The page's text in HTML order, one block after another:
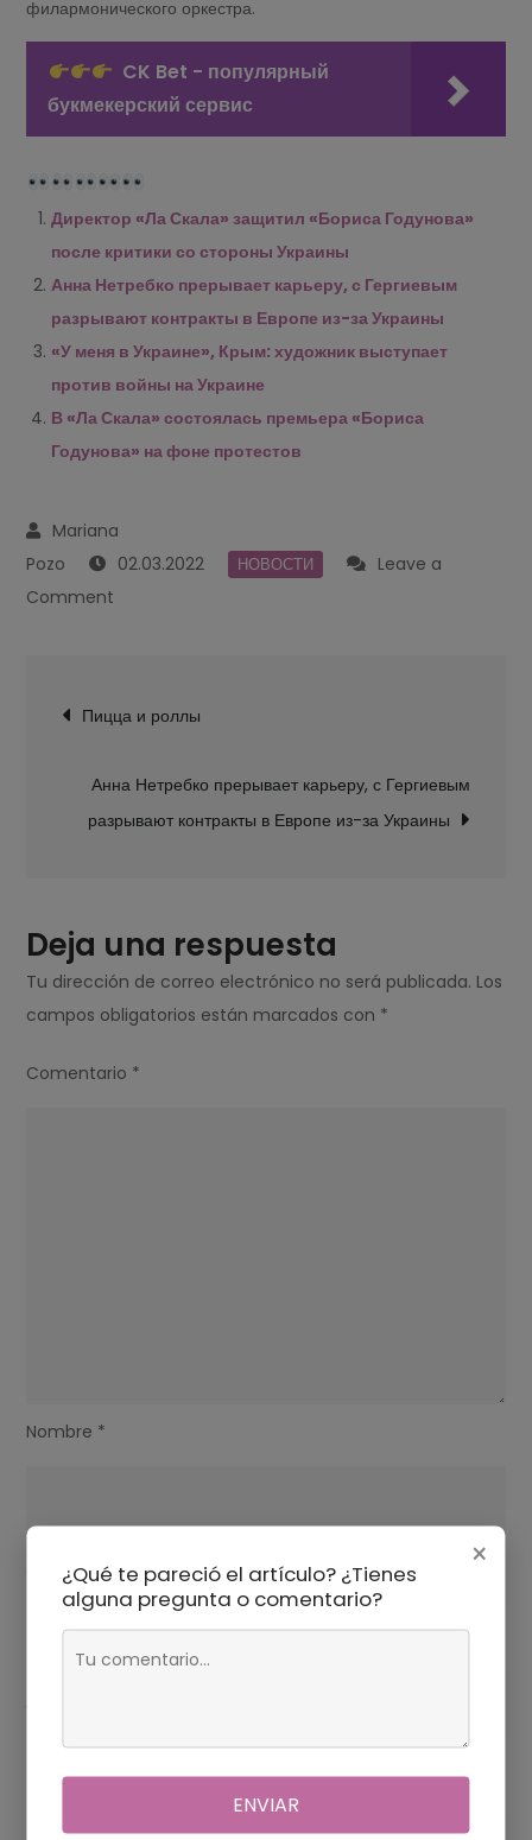
филармонического оркестра.
CK Bet - популярный
букмекерский сервис
Директор «Ла Скала» защитил «Бориса Годунова»
после критики со стороны Украины
Анна Нетребко прерывает карьеру, с Гергиевым
разрывают контракты в Европе из-за Украины
«У меня в Украине», Крым: художник выступает
против войны на Украине
В «Ла Скала» состоялась премьера «Бориса
Годунова» на фоне протестов
02.03.2022 НОВОСТИ
Leave a
Comment
войны
территории
Украины
de
entradas
Пицца и роллы
Анна Нетребко прерывает карьеру, с Гергиевым
разрывают контракты в Европе из-за Украины
Deja una respuesta
Tu dirección de correo electrónico no será publicada. Los
campos obligatorios están marcados con *
Comentario *
Nombre *
Correo electrónico* ×
¿Qué te pareció el artículo? ¿Tienes
alguna pregunta o comentario?
ENVIAR